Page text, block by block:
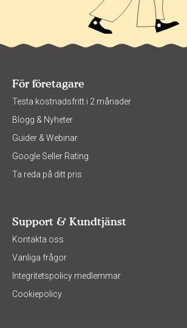
För företagare
Testa kostnadsfritt i 2 månader
Blogg & Nyheter
Guider & Webinar
Google Seller Rating
Ta reda på ditt pris
Support & Kundtjänst
Kontakta oss
Vanliga frågor
Integritetspolicy medlemmar
Cookiepolicy